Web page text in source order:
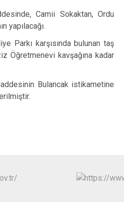
Camii Sokaktan, Ordu
yapılacağı.
Parkı karşısında bulunan taş
Öğretmenevi kavşağına kadar
Bulancak istikametine